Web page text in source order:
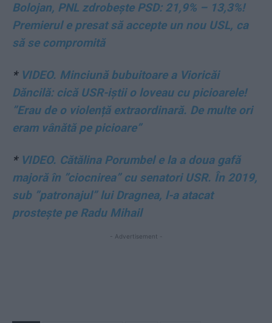
Bolojan, PNL zdrobește PSD: 21,9% – 13,3%!
Premierul e presat să accepte un nou USL, ca
să se compromită
* VIDEO. Minciună bubuitoare a Vioricăi
Dăncilă: cică USR-iștii o loveau cu picioarele!
”Erau de o violență extraordinară. De multe ori
eram vânătă pe picioare”
* VIDEO. Cătălina Porumbel e la a doua gafă
majoră în ”ciocnirea” cu senatori USR. În 2019,
sub ”patronajul” lui Dragnea, l-a atacat
prostește pe Radu Mihail
- Advertisement -